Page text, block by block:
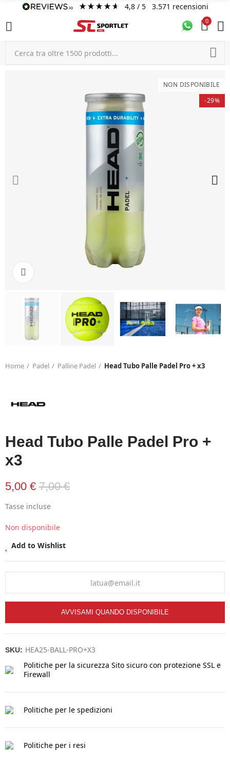
4,8/ 5 3.571 recensioni
0
NON DISPONIBILE
-29%
Home Padel Palline Padel Head Tubo Palle Padel Pro + x3
Head Tubo Palle Padel Pro +
x3
5,00 € 7,00 €
Tasse incluse
Non disponibile
Add to Wishlist
AVVISAMI QUANDO DISPONIBILE
SKU: HEA25-BALL-PRO+X3
Politiche per la sicurezza Sito sicuro con protezione SSL e
Firewall
Politiche per le spedizioni
Politiche per i resi